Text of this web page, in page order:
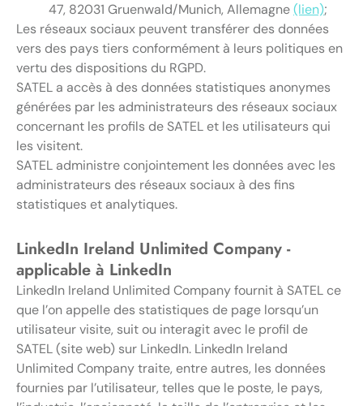
47, 82031 Gruenwald/Munich, Allemagne(lien);
Les réseaux sociaux peuvent transférer des données
vers des pays tiers conformément à leurs politiques en
vertu des dispositions du RGPD.
SATEL a accès à des données statistiques anonymes
générées par les administrateurs des réseaux sociaux
concernant les profils de SATEL et les utilisateurs qui
les visitent.
SATEL administre conjointement les données avec les
administrateurs des réseaux sociaux à des fins
statistiques et analytiques.
LinkedIn Ireland Unlimited Company -
applicable à LinkedIn
LinkedIn Ireland Unlimited Company fournit à SATEL ce
que l’on appelle des statistiques de page lorsqu’un
utilisateur visite, suit ou interagit avec le profil de
SATEL (site web) sur LinkedIn. LinkedIn Ireland
Unlimited Company traite, entre autres, les données
fournies par l’utilisateur, telles que le poste, le pays,